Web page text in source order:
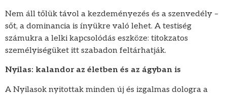
Nem áll tőlük távol a kezdeményezés és a szenvedély –
sőt, a dominancia is ínyükre való lehet. A testiség
számukra a lelki kapcsolódás eszköze: titokzatos
személyiségüket itt szabadon feltárhatják.
Nyilas: kalandor az életben és az ágyban is
A Nyilasok nyitottak minden új és izgalmas dologra a